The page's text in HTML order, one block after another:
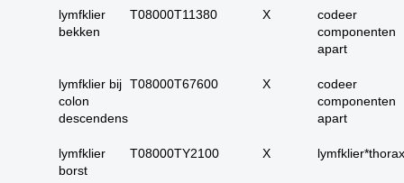
carcinoom
10. alle micro-
11. alle carcinoma in
lymfklier
bekken
T08000T11380 X
codeer
componenten
apart
lymfklier bij
colon
descendens
T08000T67600 X
codeer
componenten
apart
lymfklier
borst
T08000TY2100 X lymfklier*thorax